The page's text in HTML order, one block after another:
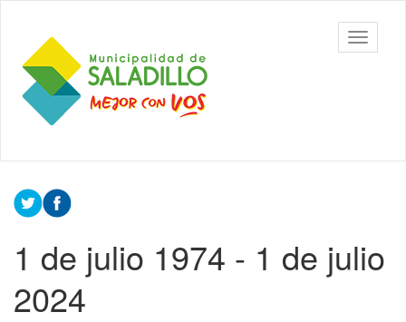
contenido
principal
Municipalidad
de Saladillo
barra
Contenido
principal
1 de julio 1974 - 1 de julio
2024